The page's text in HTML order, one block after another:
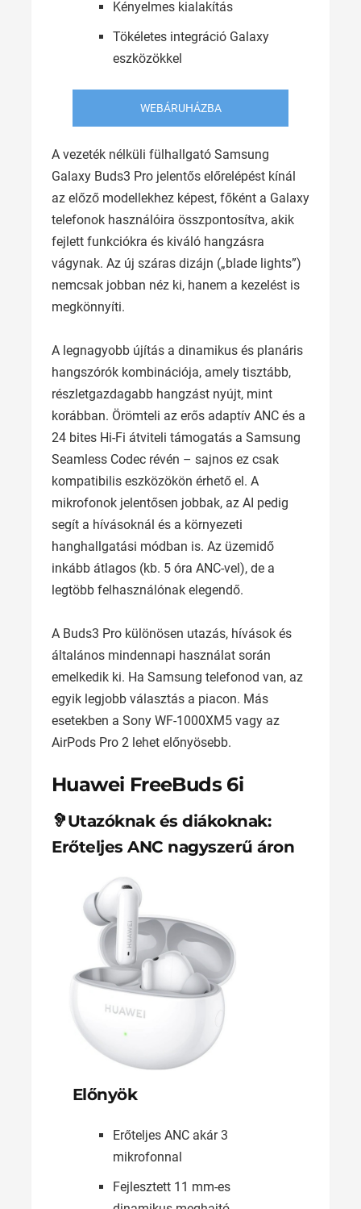
Kényelmes kialakítás
Tökéletes integráció Galaxy
eszközökkel
WEBÁRUHÁZBA
A vezeték nélküli fülhallgató Samsung
Galaxy Buds3 Pro jelentős előrelépést kínál
az előző modellekhez képest, főként a Galaxy
telefonok használóira összpontosítva, akik
fejlett funkciókra és kiváló hangzásra
vágynak. Az új száras dizájn („blade lights”)
nemcsak jobban néz ki, hanem a kezelést is
megkönnyíti.
A legnagyobb újítás a dinamikus és planáris
hangszórók kombinációja, amely tisztább,
részletgazdagabb hangzást nyújt, mint
korábban. Örömteli az erős adaptív ANC és a
24 bites Hi-Fi átviteli támogatás a Samsung
Seamless Codec révén – sajnos ez csak
kompatibilis eszközökön érhető el. A
mikrofonok jelentősen jobbak, az AI pedig
segít a hívásoknál és a környezeti
hanghallgatási módban is. Az üzemidő
inkább átlagos (kb. 5 óra ANC-vel), de a
legtöbb felhasználónak elegendő.
A Buds3 Pro különösen utazás, hívások és
általános mindennapi használat során
emelkedik ki. Ha Samsung telefonod van, az
egyik legjobb választás a piacon. Más
esetekben a Sony WF-1000XM5 vagy az
AirPods Pro 2 lehet előnyösebb.
Huawei FreeBuds 6i
🦻Utazóknak és diákoknak:
Erőteljes ANC nagyszerű áron
Előnyök
Erőteljes ANC akár 3
mikrofonnal
Fejlesztett 11 mm-es